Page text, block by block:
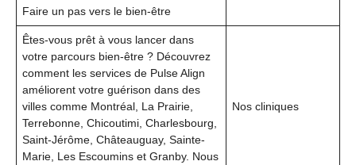
Faire un pas vers le bien-être
Êtes-vous prêt à vous lancer dans
votre parcours bien-être ? Découvrez
comment les services de Pulse Align
améliorent votre guérison dans des
villes comme Montréal, La Prairie,
Terrebonne, Chicoutimi, Charlesbourg,
Saint-Jérôme, Châteauguay, Sainte-
Marie, Les Escoumins et Granby. Nous
Nos cliniques